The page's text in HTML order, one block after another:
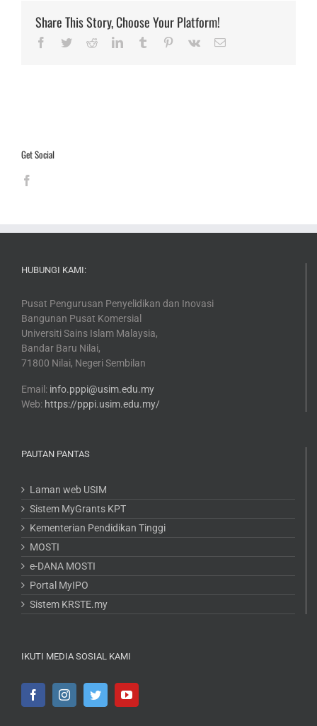
Share This Story, Choose Your Platform!
Facebook
TwitterRedditLinkedInTumblr Pinterest
Vk Email
Get Social
HUBUNGI KAMI:
Pusat Pengurusan Penyelidikan dan Inovasi
Bangunan Pusat Komersial
Universiti Sains Islam Malaysia,
Bandar Baru Nilai,
71800 Nilai, Negeri Sembilan
Email: info.pppi@usim.edu.my
Web: https://pppi.usim.edu.my/
PAUTAN PANTAS
Laman web USIM
Sistem MyGrants KPT
Kementerian Pendidikan Tinggi
MOSTI
e-DANA MOSTI
Portal MyIPO
Sistem KRSTE.my
IKUTI MEDIA SOSIAL KAMI